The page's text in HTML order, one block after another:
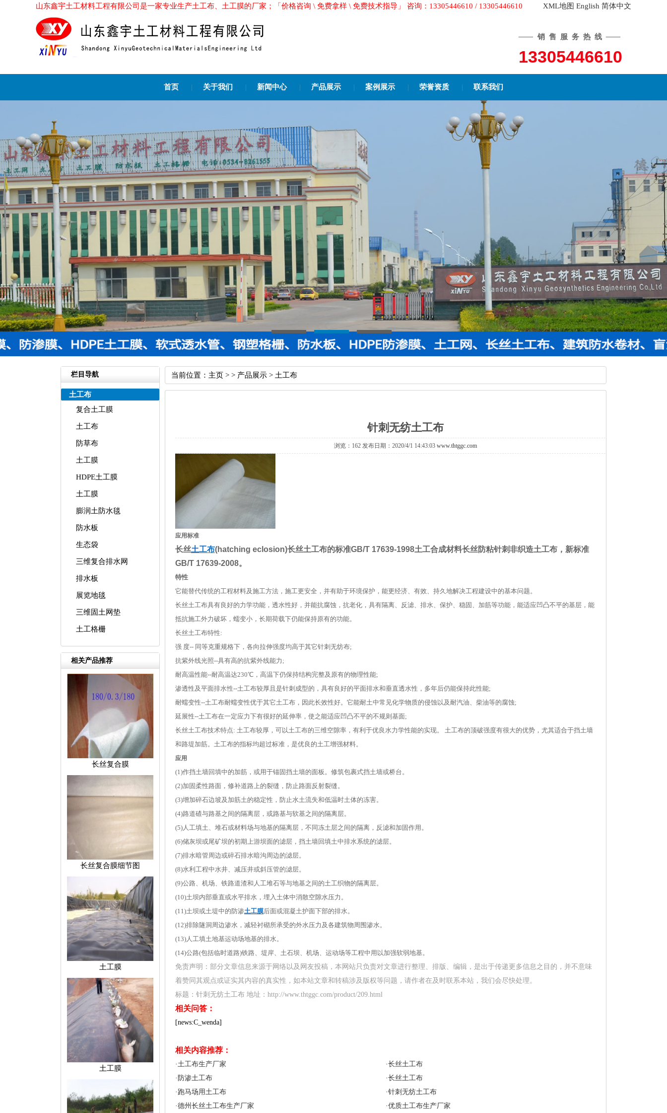
山东鑫宇土工材料工程有限公司是一家专业生产土工布、土工膜的厂家；「价格咨询 \ 免费拿样 \ 免费技术指导」 咨询：13305446610 / 13305446610 XML地图 English 简体中文
—— 销售服务热线——
13305446610
首页 | 关于我们 | 新闻中心 | 产品展示 | 案例展示 | 荣誉资质 | 联系我们
栏目导航
土工布
复合土工膜
土工布
防草布
土工膜
HDPE土工膜
土工膜
膨润土防水毯
防水板
生态袋
三维复合排水网
排水板
展览地毯
三维固土网垫
土工格栅
相关产品推荐
长丝复合膜
长丝复合膜细节图
土工膜
土工膜
当前位置： 主页 > > 产品展示 > 土工布
针刺无纺土工布
浏览： 162 发布日期：2020/4/1 14:43:03 www.thtggc.com
应用标准
长丝土工布(hatching eclosion)长丝土工布的标准GB/T 17639-1998土工合成材料长丝防粘针刺非织造土工布，新标准
GB/T 17639-2008。
特性
它能替代传统的工程材料及施工方法，施工更安全，并有助于环境保护，能更经济、有效、持久地解决工程建设中的基本问题。
长丝土工布具有良好的力学功能，透水性好，并能抗腐蚀，抗老化，具有隔离、反滤、排水、保护、稳固、加筋等功能，能适应凹凸不平的基层，能
抵抗施工外力破坏，蠕变小，长期荷载下仍能保持原有的功能。
长丝土工布特性:
强 度-- 同等克重规格下，各向拉伸强度均高于其它针刺无纺布;
抗紫外线光照--具有高的抗紫外线能力;
耐高温性能--耐高温达230℃，高温下仍保持结构完整及原有的物理性能;
渗透性及平面排水性--土工布较厚且是针刺成型的，具有良好的平面排水和垂直透水性，多年后仍能保持此性能;
耐蠕变性--土工布耐蠕变性优于其它土工布，因此长效性好。它能耐土中常见化学物质的侵蚀以及耐汽油、柴油等的腐蚀;
延展性--土工布在一定应力下有很好的延伸率，使之能适应凹凸不平的不规则基面;
长丝土工布技术特点: 土工布较厚，可以土工布的三维空隙率，有利于优良水力学性能的实现。 土工布的顶破强度有很大的优势，尤其适合于挡土墙
和路堤加筋。土工布的指标均超过标准，是优良的土工增强材料。
应用
(1)作挡土墙回填中的加筋，或用于锚固挡土墙的面板。修筑包裹式挡土墙或桥台。
(2)加固柔性路面，修补道路上的裂缝，防止路面反射裂缝。
(3)增加碎石边坡及加筋土的稳定性，防止水土流失和低温时土体的冻害。
(4)路道碴与路基之间的隔离层，或路基与软基之间的隔离层。
(5)人工填土、堆石或材料场与地基的隔离层，不同冻土层之间的隔离，反滤和加固作用。
(6)储灰坝或尾矿坝的初期上游坝面的滤层，挡土墙回填土中排水系统的滤层。
(7)排水暗管周边或碎石排水暗沟周边的滤层。
(8)水利工程中水井、减压井或斜压管的滤层。
(9)公路、机场、铁路道渣和人工堆石等与地基之间的土工织物的隔离层。
(10)土坝内部垂直或水平排水，埋入土体中消散空隙水压力。
(11)土坝或土堤中的防渗土工膜后面或混凝土护面下部的排水。
(12)排除隧洞周边渗水，减轻衬砌所承受的外水压力及各建筑物周围渗水。
(13)人工填土地基运动场地基的排水。
(14)公路(包括临时道路)铁路、堤岸、土石坝、机场、运动场等工程中用以加强软弱地基。
免责声明：部分文章信息来源于网络以及网友投稿，本网站只负责对文章进行整理、排版、编辑，是出于传递更多信息之目的，并不意味
着赞同其观点或证实其内容的真实性，如本站文章和转稿涉及版权等问题，请作者在及时联系本站，我们会尽快处理。
标题：针刺无纺土工布 地址：http://www.thtggc.com/product/209.html
相关问答：
[news:C_wenda]
相关内容推荐：
·土工布生产厂家 ·长丝土工布
· 防渗土工布 ·长丝土工布
· 跑马场用土工布 ·针刺无纺土工布
·德州长丝土工布生产厂家 ·优质土工布生产厂家